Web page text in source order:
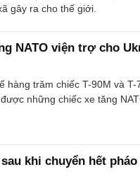
gây ra cho thế giới.
NATO viện trợ cho
hàng trăm chiếc T-90M và T-
những chiếc xe tăng
khi chuyển hết pháo